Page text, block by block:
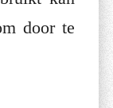
door te